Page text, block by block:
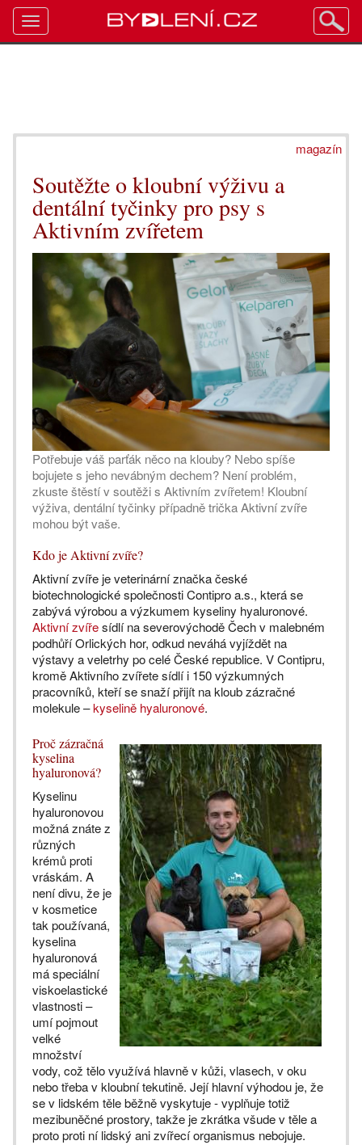
magazín
Soutěžte o kloubní výživu a
dentální tyčinky pro psy s
Aktivním zvířetem
Potřebuje váš parťák něco na klouby? Nebo spíše
bojujete s jeho nevábným dechem? Není problém,
zkuste štěstí v soutěži s Aktivním zvířetem! Kloubní
výživa, dentální tyčinky případně trička Aktivní zvíře
mohou být vaše.
Kdo je Aktivní zvíře?
Aktivní zvíře je veterinární značka české
biotechnologické společnosti Contipro a.s., která se
zabývá výrobou a výzkumem kyseliny hyaluronové.
Aktivní zvířesídlí na severovýchodě Čech v malebném
podhůří Orlických hor, odkud neváhá vyjíždět na
výstavy a veletrhy po celé České republice. V Contipru,
kromě Aktivního zvířete sídlí i 150 výzkumných
pracovníků, kteří se snaží přijít na kloub zázračné
molekule –kyselině hyaluronové.
Proč zázračná
kyselina
hyaluronová?
Kyselinu
hyaluronovou
možná znáte z
různých
krémů proti
vráskám. A
není divu, že je
v kosmetice
tak používaná,
kyselina
hyaluronová
má speciální
viskoelastické
vlastnosti –
umí pojmout
velké
množství
vody, což tělo využívá hlavně v kůži, vlasech, v oku
nebo třeba v kloubní tekutině. Její hlavní výhodou je, že
se v lidském těle běžně vyskytuje - vyplňuje totiž
mezibuněčné prostory, takže je zkrátka všude v těle a
proto proti ní lidský ani zvířecí organismus nebojuje.
Toggle
navigation